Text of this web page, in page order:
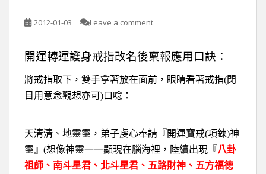
2012-01-03 Leave a comment
開運轉運護身戒指改名後稟報應用口訣：
將戒指取下，雙手拿著放在面前，眼睛看著戒指(閉
目用意念觀想亦可)口唸：
天清清、地靈靈，弟子虔心奉請『開運寶戒(項鍊)神
靈』 (想像神靈一一顯現在腦海裡，陸續出現『八卦
祖師、南斗星君、北斗星君、五路財神、五方福德